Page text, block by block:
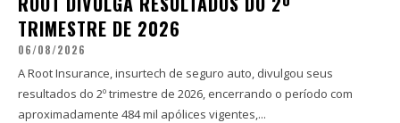
TRIMESTRE DE 2026
06/08/2026
A Root Insurance, insurtech de seguro auto, divulgou seus
resultados do 2º trimestre de 2026, encerrando o período com
aproximadamente 484 mil apólices vigentes,...